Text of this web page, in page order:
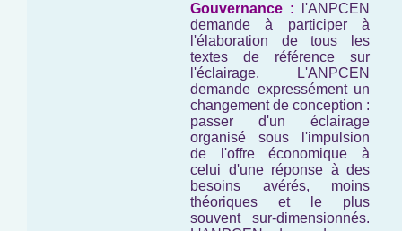
Gouvernance :
l'ANPCEN
demande à participer à
l'élaboration de tous les
textes de référence sur
l'éclairage. L'ANPCEN
demande expressément un
changement de conception :
passer d'un éclairage
organisé sous l'impulsion
de l'offre économique à
celui d'une réponse à des
besoins avérés, moins
théoriques et le plus
souvent sur-dimensionnés.